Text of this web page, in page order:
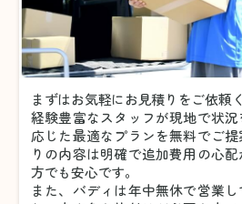
まずはお気軽にお見積りをご依頼
経験豊富なスタッフが現地で状
応じた最適なプランを無料でご
りの内容は明確で追加費用の心
方でも安心です。
また、バディは年中無休で営業